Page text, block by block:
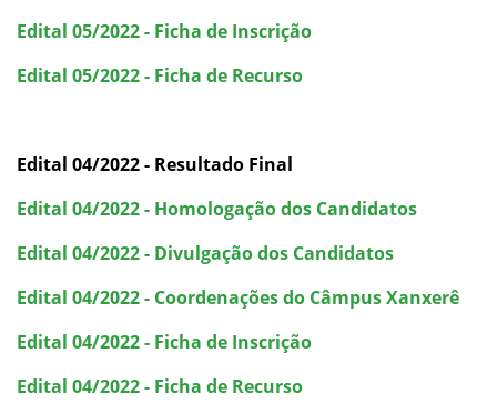
Edital 05/2022 - Ficha de Inscrição
Edital 05/2022 - Ficha de Recurso
Edital 04/2022 - Resultado Final
Edital 04/2022 - Homologação dos Candidatos
Edital 04/2022 - Divulgação dos Candidatos
Edital 04/2022 - Coordenações do Câmpus Xanxerê
Edital 04/2022 - Ficha de Inscrição
Edital 04/2022 - Ficha de Recurso